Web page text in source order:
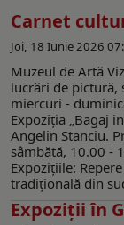
Carnet
Joi, 18 Iunie 2026
Muzeul de Artă
lucrări de pictură,
miercuri -
Expoziţia „Bagaj
Angelin Stanciu.
sâmbătă, 10.00 -
Expoziţiile:
tradiţională din
Expoziții în